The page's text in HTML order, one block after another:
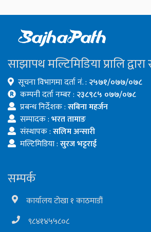
साझापथ मल्टिमिडिया प्रालि
सूचना विभागमा दर्ता नं. : २५७१/०७७/०७८
कम्पनी दर्ता नम्बर : २३८९८५ ०७७/०७८
प्रबन्ध निर्देशक :सबिना महर्जन
सम्पादक :भरत तामाङ
संस्थापक :सलिम अन्सारी
मल्टिमिडिया :सुरज भट्टराई
सम्पर्क
कार्यालय टोखा १ काठमाडौं
९८४१४५५८०८